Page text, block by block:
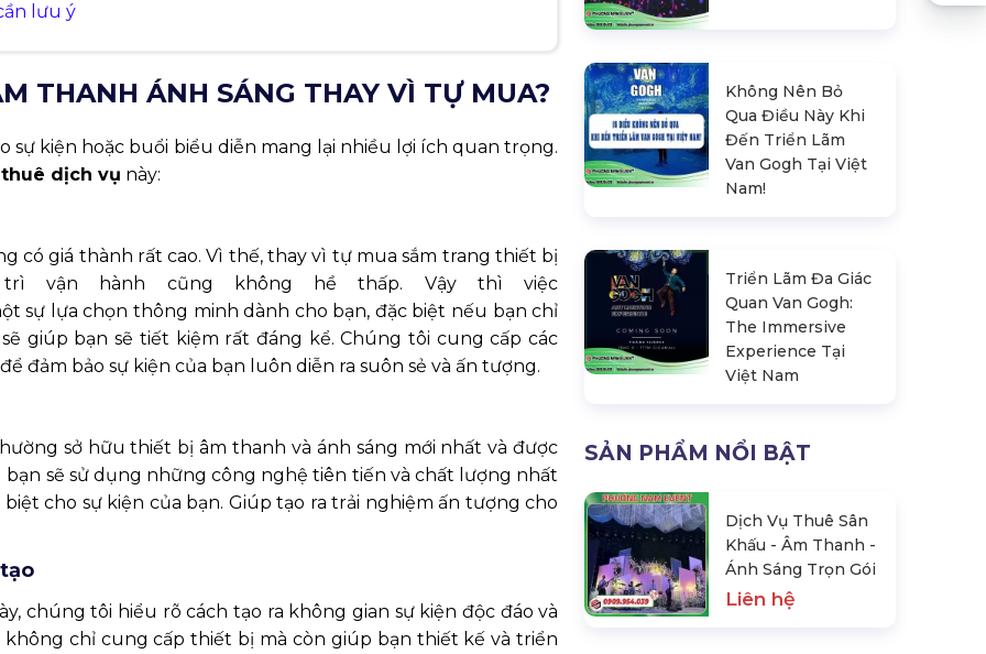
lưu ý
THANH ÁNH SÁNG THAY VÌ TỰ MUA?
sự kiện hoặc buổi biểu diễn mang lại nhiều lợi ích quan trọng.
thuê dịch vụ này:
có giá thành rất cao. Vì thế, thay vì tự mua sắm trang thiết bị
vận hành cũng không hề thấp. Vậy thì việc
sự lựa chọn thông minh dành cho bạn, đặc biệt nếu bạn chỉ
giúp bạn sẽ tiết kiệm rất đáng kể. Chúng tôi cung cấp các
đảm bảo sự kiện của bạn luôn diễn ra suôn sẻ và ấn tượng.
sở hữu thiết bị âm thanh và ánh sáng mới nhất và được
sẽ sử dụng những công nghệ tiên tiến và chất lượng nhất
cho sự kiện của bạn. Giúp tạo ra trải nghiệm ấn tượng cho
chúng tôi hiểu rõ cách tạo ra không gian sự kiện độc đáo và
chỉ cung cấp thiết bị mà còn giúp bạn thiết kế và triển
Không Nên Bỏ
Qua Điều Này Khi
Đến Triển Lãm
Van Gogh Tại Việt
Nam!
Triển Lãm Đa Giác
Quan Van Gogh:
The Immersive
Experience Tại
Việt Nam
SẢN PHẨM NỔI BẬT
Dịch Vụ Thuê Sân
Khấu - Âm Thanh -
Ánh Sáng Trọn Gói
Liên hệ